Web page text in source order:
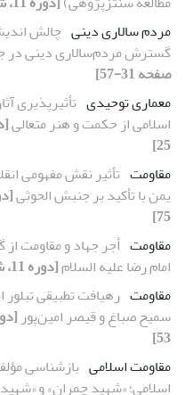
مردم سالاری دینی چالش
گسترش مردم‌سالاری دینی در
صفحه 31-57]
معماری توحیدی تأثیرپذیری
اسلامی از حکمت و هنر متعالی
25]
مقاومت تأثیر نقش مفهومی
یمن با تأکید بر جنبش الحوثی
75]
مقاومت أجر جهاد و مقاومت
امام رضا علیه السلام[دوره 11، شماره 2، 1401]
مقاومت رهیافت تطبیقی
سمیح صباغ و قیصر امین‌پور
53]
مقاومت اسلامی بازشناسی
اسلامی؛ «شهید چمران» و